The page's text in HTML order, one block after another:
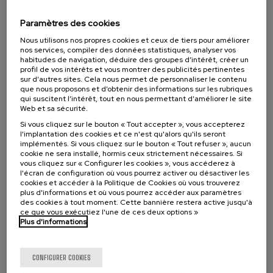
y neonatal
20 h. Espagnol Basque
À PARTIR DE22 €
Dernières
places
Gratuit
Date
passée
Liste
d'attente
Période
d'inscription
terminée
SCIENCE ET TECHNOLOGIE
11. SEP-11. SEP, 2026
Paramètres des cookies
Nous utilisons nos propres cookies et ceux de tiers pour améliorer
nos services, compiler des données statistiques, analyser vos
habitudes de navigation, déduire des groupes d’intérêt, créer un
profil de vos intérêts et vous montrer des publicités pertinentes
sur d’autres sites. Cela nous permet de personnaliser le contenu
que nous proposons et d’obtenir des informations sur les rubriques
qui suscitent l’intérêt, tout en nous permettant d’améliorer le site
Web et sa sécurité.
Si vous cliquez sur le bouton « Tout accepter », vous accepterez
l'implantation des cookies et ce n'est qu'alors qu'ils seront
implémentés. Si vous cliquez sur le bouton « Tout refuser », aucun
cookie ne sera installé, hormis ceux strictement nécessaires. Si
vous cliquez sur « Configurer les cookies », vous accéderez à
l'écran de configuration où vous pourrez activer ou désactiver les
cookies et accéder à la Politique de Cookies où vous trouverez
plus d'informations et où vous pourrez accéder aux paramètres
des cookies à tout moment. Cette bannière restera active jusqu'à
ce que vous exécutiez l'une de ces deux options »
Plus d'informations
CONFIGURER COOKIES